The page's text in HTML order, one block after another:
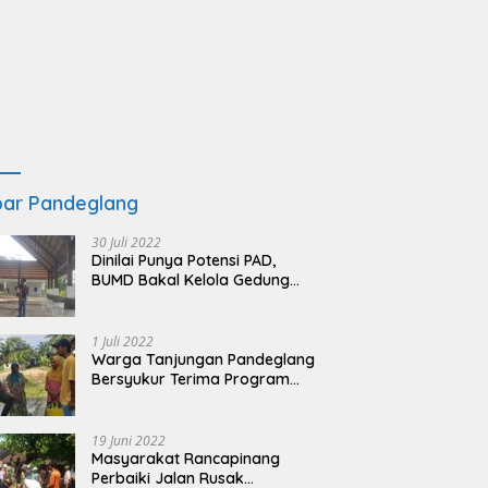
Pandeglang
30 Juli 2022
Dinilai Punya Potensi PAD,
BUMD Bakal Kelola Gedung
1 Juli 2022
Warga Tanjungan Pandeglang
Bersyukur Terima Program
19 Juni 2022
Masyarakat Rancapinang
Perbaiki Jalan Rusak